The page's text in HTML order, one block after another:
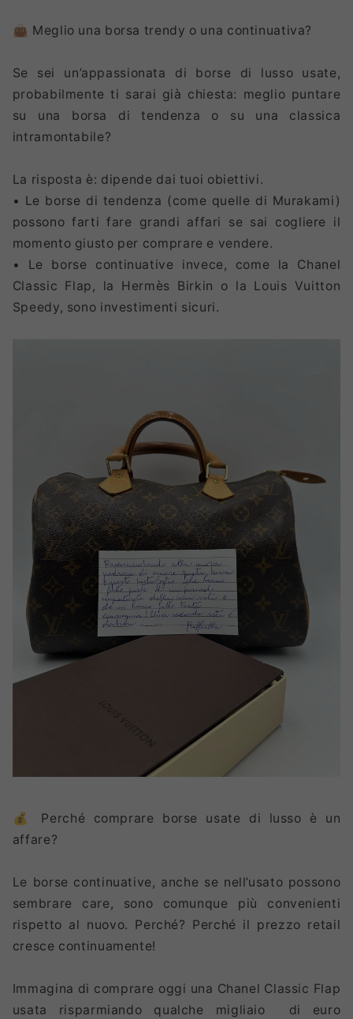
👜 Meglio una borsa trendy o una continuativa?
Se sei un’appassionata di borse di lusso usate,
probabilmente ti sarai già chiesta: meglio puntare
su una borsa di tendenza o su una classica
intramontabile?
La risposta è: dipende dai tuoi obiettivi.
• Le borse di tendenza (come quelle di Murakami)
possono farti fare grandi affari se sai cogliere il
momento giusto per comprare e vendere.
• Le borse continuative invece, come la Chanel
Classic Flap, la Hermès Birkin o la Louis Vuitton
Speedy, sono investimenti sicuri.
💰 Perché comprare borse usate di lusso è un
affare?
Le borse continuative, anche se nell’usato possono
sembrare care, sono comunque più convenienti
rispetto al nuovo. Perché? Perché il prezzo retail
cresce continuamente!
Immagina di comprare oggi una Chanel Classic Flap
usata risparmiando qualche migliaio di euro